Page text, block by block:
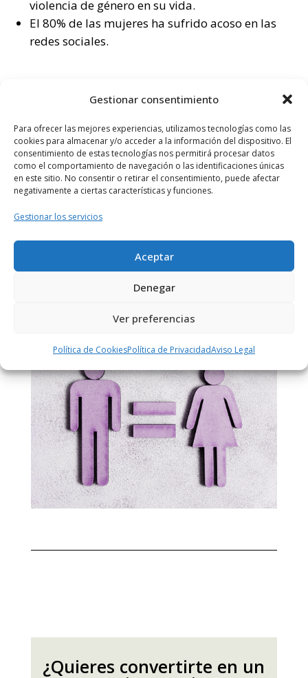
Gestionar consentimiento
Para ofrecer las mejores experiencias, utilizamos tecnologías como las
cookies para almacenar y/o acceder a la información del dispositivo. El
consentimiento de estas tecnologías nos permitirá procesar datos
como el comportamiento de navegación o las identificaciones únicas
en este sitio. No consentir o retirar el consentimiento, puede afectar
negativamente a ciertas características y funciones.
Gestionar los servicios
Aceptar
Denegar
Ver preferencias
Política de CookiesPolítica de PrivacidadAviso Legal
violencia de género en su vida.
El 80% de las mujeres ha sufrido acoso en las
redes sociales.
Ejemplos de buenas prácticas
¿Quieres convertirte en un